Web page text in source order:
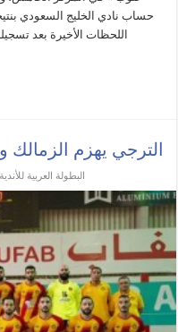
اللحظات الأخيرة بعد
الترجي يهزم الزمالك
البطولة العربية